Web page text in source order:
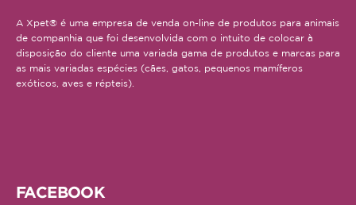
A Xpet® é uma empresa de venda on-line de produtos para animais
de companhia que foi desenvolvida com o intuito de colocar à
disposição do cliente uma variada gama de produtos e marcas para
as mais variadas espécies (cães, gatos, pequenos mamíferos
exóticos, aves e répteis).
FACEBOOK